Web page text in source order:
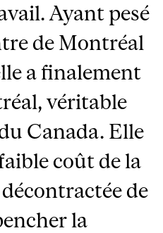
Ayant pesé
de Montréal
a finalement
véritable
Canada. Elle
coût de la
de
la